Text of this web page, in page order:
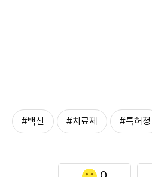
#백신 #치료제 #특허청